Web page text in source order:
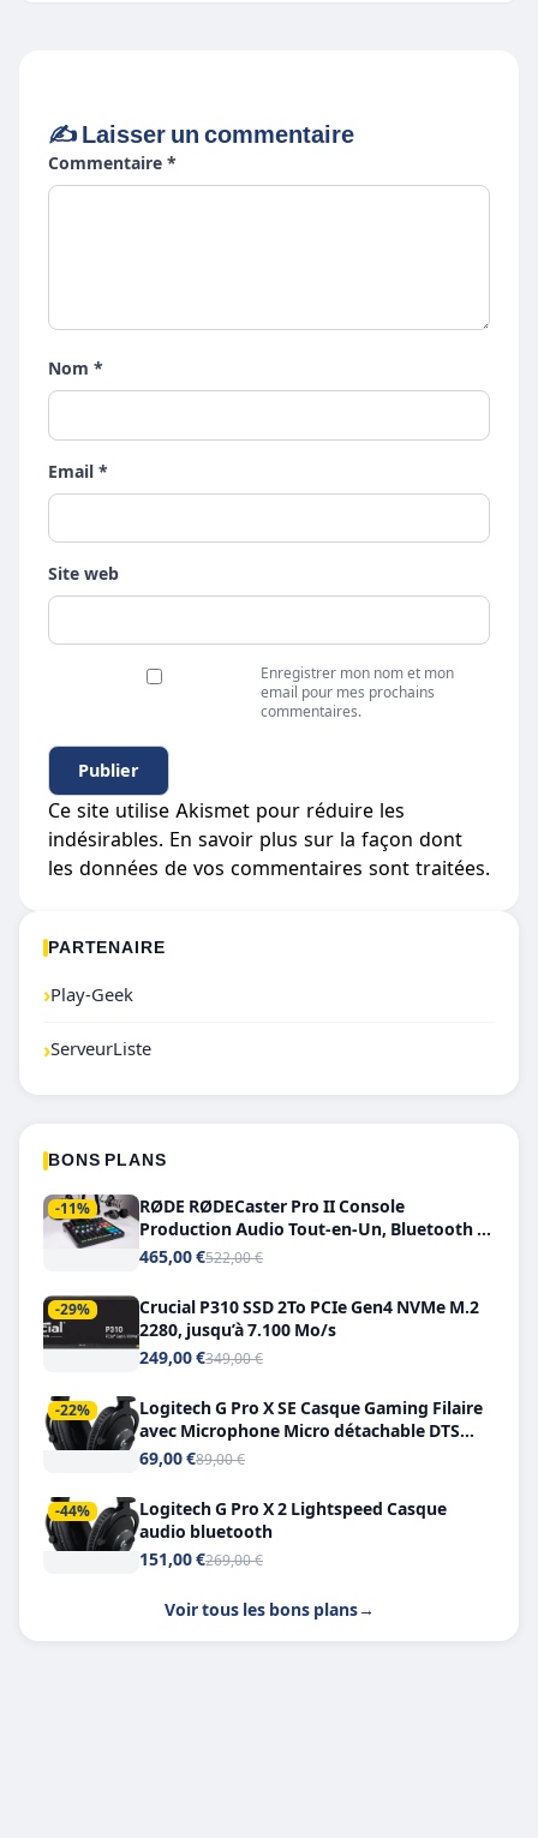
✍️ Laisser un commentaire
Commentaire *
Nom *
Email *
Site web
Enregistrer mon nom et mon
email pour mes prochains
commentaires.
Ce site utilise Akismet pour réduire les
indésirables. En savoir plus sur la façon dont
les données de vos commentaires sont traitées.
PARTENAIRE
›Play-Geek
›ServeurListe
BONS PLANS
-11%
RØDE RØDECaster Pro II Console
Production Audio Tout-en-Un, Bluetooth et
Double USB-C
465,00 €522,00 €
-29%
Crucial P310 SSD 2To PCIe Gen4 NVMe M.2
2280, jusqu’à 7.100 Mo/s
249,00 €349,00 €
-22%
Logitech G Pro X SE Casque Gaming Filaire
avec Microphone Micro détachable DTS
Headphone X 7.1
69,00 €89,00 €
-44%
Logitech G Pro X 2 Lightspeed Casque
audio bluetooth
151,00 €269,00 €
Voir tous les bons plans→